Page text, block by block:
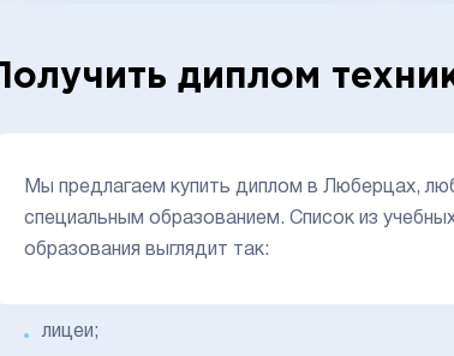
Получить диплом
Мы предлагаем купить диплом в Люберцах,
специальным образованием. Список из
образования выглядит так:
лицеи;